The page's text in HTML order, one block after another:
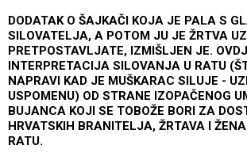
DODATAK O ŠAJKAČI KOJA JE PALA S
SILOVATELJA, A POTOM JU JE ŽRTVA
PRETPOSTAVLJATE, IZMIŠLJEN JE.
INTERPRETACIJA SILOVANJA U RATU
NAPRAVI KAD JE MUŠKARAC SILUJE -
USPOMENU) OD STRANE IZOPAČENOG
BUJANCA KOJI SE TOBOŽE BORI ZA
HRVATSKIH BRANITELJA, ŽRTAVA I
RATU.